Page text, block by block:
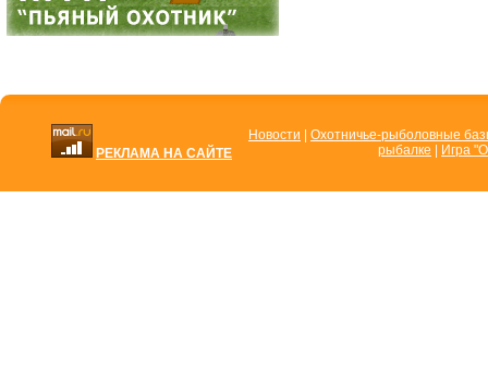
РЕКЛАМА НА САЙТЕ
Новости
Охотничье-рыболовные
рыбалке
Игра